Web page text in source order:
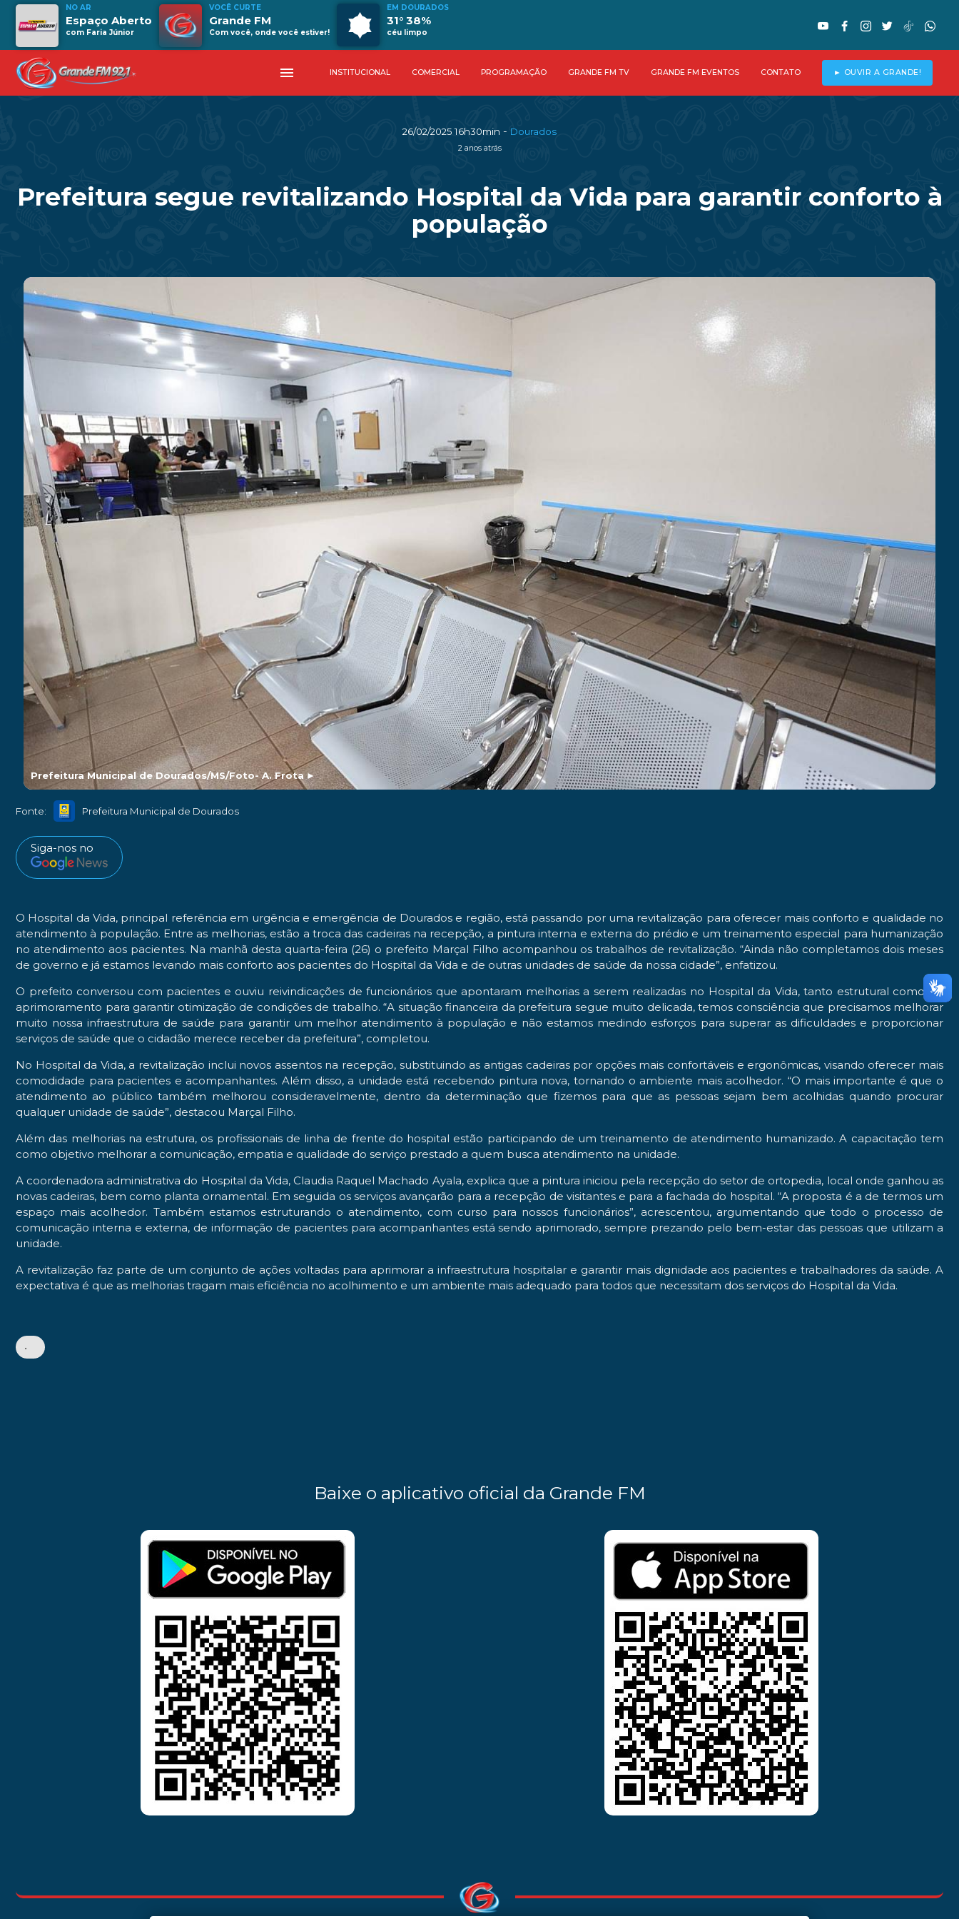
NO AR
Espaço Aberto
com Faria Júnior
VOCÊ CURTE
Grande FM
Com você, onde você estiver!
EM DOURADOS
31° 38%
céu limpo
menu INSTITUCIONAL COMERCIAL PROGRAMAÇÃO GRANDE FM TV GRANDE FM EVENTOS CONTATO ► OUVIR A GRANDE!
26/02/2025 16h30min - Dourados
2 anos atrás
Prefeitura segue revitalizando Hospital da Vida para garantir conforto à
população
Prefeitura Municipal de Dourados/MS/Foto- A. Frota►
Fonte: Prefeitura Municipal de Dourados
Siga-nos no
O Hospital da Vida, principal referência em urgência e emergência de Dourados e região, está passando por uma revitalização para oferecer mais conforto e qualidade no
atendimento à população. Entre as melhorias, estão a troca das cadeiras na recepção, a pintura interna e externa do prédio e um treinamento especial para humanização
no atendimento aos pacientes. Na manhã desta quarta-feira (26) o prefeito Marçal Filho acompanhou os trabalhos de revitalização. “Ainda não completamos dois meses
de governo e já estamos levando mais conforto aos pacientes do Hospital da Vida e de outras unidades de saúde da nossa cidade”, enfatizou.
O prefeito conversou com pacientes e ouviu reivindicações de funcionários que apontaram melhorias a serem realizadas no Hospital da Vida, tanto estrutural como de
aprimoramento para garantir otimização de condições de trabalho. “A situação financeira da prefeitura segue muito delicada, temos consciência que precisamos melhorar
muito nossa infraestrutura de saúde para garantir um melhor atendimento à população e não estamos medindo esforços para superar as dificuldades e proporcionar
serviços de saúde que o cidadão merece receber da prefeitura”, completou.
No Hospital da Vida, a revitalização inclui novos assentos na recepção, substituindo as antigas cadeiras por opções mais confortáveis e ergonômicas, visando oferecer mais
comodidade para pacientes e acompanhantes. Além disso, a unidade está recebendo pintura nova, tornando o ambiente mais acolhedor. “O mais importante é que o
atendimento ao público também melhorou consideravelmente, dentro da determinação que fizemos para que as pessoas sejam bem acolhidas quando procurar
qualquer unidade de saúde”, destacou Marçal Filho.
Além das melhorias na estrutura, os profissionais de linha de frente do hospital estão participando de um treinamento de atendimento humanizado. A capacitação tem
como objetivo melhorar a comunicação, empatia e qualidade do serviço prestado a quem busca atendimento na unidade.
A coordenadora administrativa do Hospital da Vida, Claudia Raquel Machado Ayala, explica que a pintura iniciou pela recepção do setor de ortopedia, local onde ganhou as
novas cadeiras, bem como planta ornamental. Em seguida os serviços avançarão para a recepção de visitantes e para a fachada do hospital. “A proposta é a de termos um
espaço mais acolhedor. Também estamos estruturando o atendimento, com curso para nossos funcionários”, acrescentou, argumentando que todo o processo de
comunicação interna e externa, de informação de pacientes para acompanhantes está sendo aprimorado, sempre prezando pelo bem-estar das pessoas que utilizam a
unidade.
A revitalização faz parte de um conjunto de ações voltadas para aprimorar a infraestrutura hospitalar e garantir mais dignidade aos pacientes e trabalhadores da saúde. A
expectativa é que as melhorias tragam mais eficiência no acolhimento e um ambiente mais adequado para todos que necessitam dos serviços do Hospital da Vida.
•
Baixe o aplicativo oficial da Grande FM